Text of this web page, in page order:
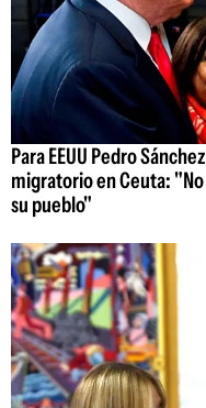
Para EEUU Pedro
migratorio en Ceuta:
su pueblo"